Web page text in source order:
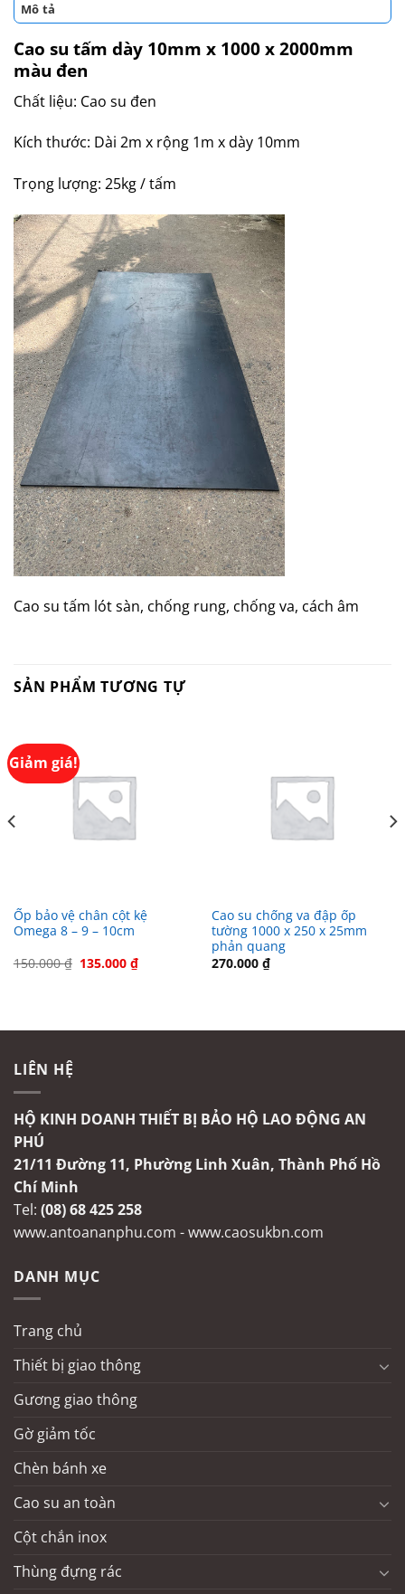
Mô tả
Cao su tấm dày 10mm x 1000 x 2000mm
màu đen
Chất liệu: Cao su đen
Kích thước: Dài 2m x rộng 1m x dày 10mm
Trọng lượng: 25kg / tấm
Cao su tấm lót sàn, chống rung, chống va, cách âm
SẢN PHẨM TƯƠNG TỰ
Giảm giá!
Ốp bảo vệ chân cột kệ
Omega 8 – 9 – 10cm
150.000₫ Giá
gốc
135.000 ₫Giá
hiện
Cao su chống va đập ốp
tường 1000 x 250 x 25mm
phản quang
270.000 ₫
LIÊN HỆ
HỘ KINH DOANH THIẾT BỊ BẢO HỘ LAO ĐỘNG AN
PHÚ
21/11 Đường 11, Phường Linh Xuân, Thành Phố Hồ
Chí Minh
Tel: (08) 68 425 258
www.antoananphu.com -www.caosukbn.com
DANH MỤC
Trang chủ
Thiết bị giao thông
Gương giao thông
Gờ giảm tốc
Chèn bánh xe
Cao su an toàn
Cột chắn inox
Thùng đựng rác